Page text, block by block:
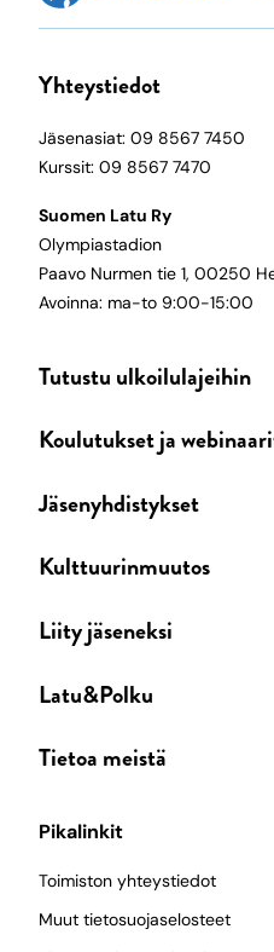
Yhteystiedot
Jäsenasiat: 09 8567 7450
Kurssit: 09 8567 7470
Suomen Latu Ry
Olympiastadion
Paavo Nurmen tie 1, 00250
Avoinna: ma-to 9:00-15:00
Tutustu ulkoilulajeihin
Koulutukset ja
Jäsenyhdistykset
Kulttuurinmuutos
Liity jäseneksi
Latu&Polku
Tietoa meistä
Pikalinkit
Toimiston yhteystiedot
Muut tietosuojaselosteet